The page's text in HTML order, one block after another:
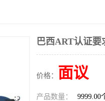
巴西ART认证要
价格： 面议
产品数量： 9999.00